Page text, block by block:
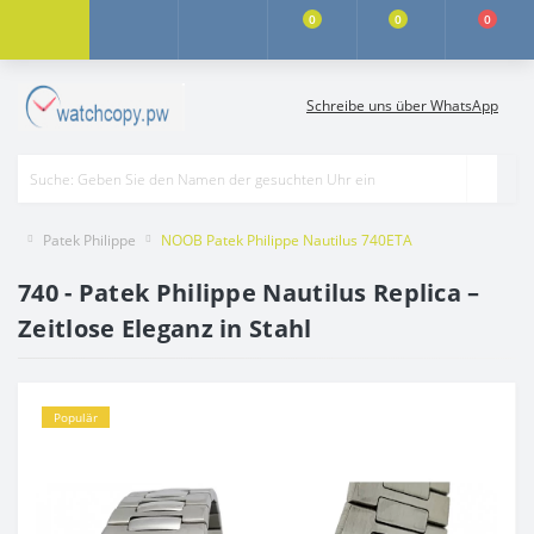
0 0 0
Schreibe uns über WhatsApp
Patek Philippe NOOB Patek Philippe Nautilus 740ETA
740 - Patek Philippe Nautilus Replica –
Zeitlose Eleganz in Stahl
Populär